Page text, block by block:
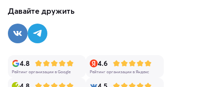
Давайте дружить
4.8
Рейтинг организации в Google
4.6
Рейтинг организации в Яндекс